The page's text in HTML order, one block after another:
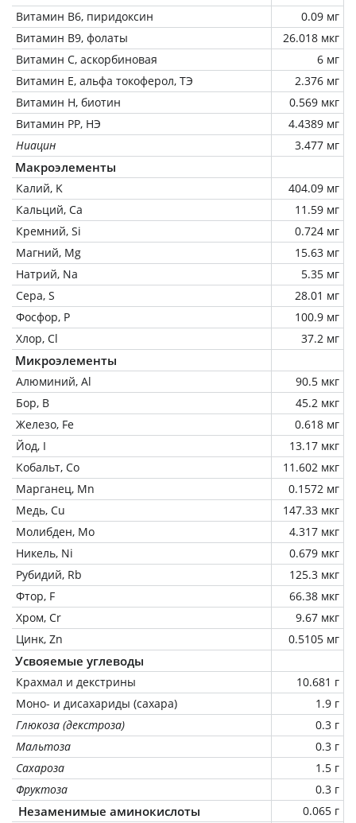
Витамин В6, пиридоксин
0.09 мг
Витамин В9, фолаты
26.018 мкг
Витамин C, аскорбиновая
6 мг
Витамин Е, альфа токоферол, ТЭ
2.376 мг
Витамин Н, биотин
0.569 мкг
Витамин РР, НЭ
4.4389 мг
Ниацин
3.477 мг
Макроэлементы
Калий, K
404.09 мг
Кальций, Ca
11.59 мг
Кремний, Si
0.724 мг
Магний, Mg
15.63 мг
Натрий, Na
5.35 мг
Сера, S
28.01 мг
Фосфор, P
100.9 мг
Хлор, Cl
37.2 мг
Микроэлементы
Алюминий, Al
90.5 мкг
Бор, B
45.2 мкг
Железо, Fe
0.618 мг
Йод, I
13.17 мкг
Кобальт, Co
11.602 мкг
Марганец, Mn
0.1572 мг
Медь, Cu
147.33 мкг
Молибден, Mo
4.317 мкг
Никель, Ni
0.679 мкг
Рубидий, Rb
125.3 мкг
Фтор, F
66.38 мкг
Хром, Cr
9.67 мкг
Цинк, Zn
0.5105 мг
Усвояемые углеводы
Крахмал и декстрины
10.681 г
Моно- и дисахариды (сахара)
1.9 г
Глюкоза (декстроза)
0.3 г
Мальтоза
0.3 г
Сахароза
1.5 г
Фруктоза
0.3 г
Незаменимые аминокислоты
0.065 г